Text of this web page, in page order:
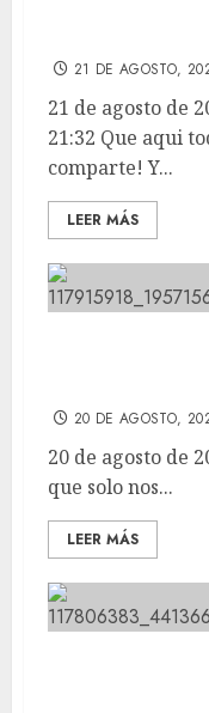
21 DE AGOSTO,
21 de agosto de
21:32 Que aqui
comparte! Y...
LEER MÁS
20 DE AGOSTO,
20 de agosto de
que solo nos...
LEER MÁS